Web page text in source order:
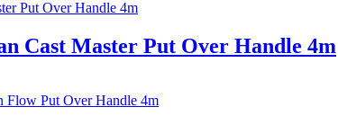
Cast Master Put Over Handle 4m